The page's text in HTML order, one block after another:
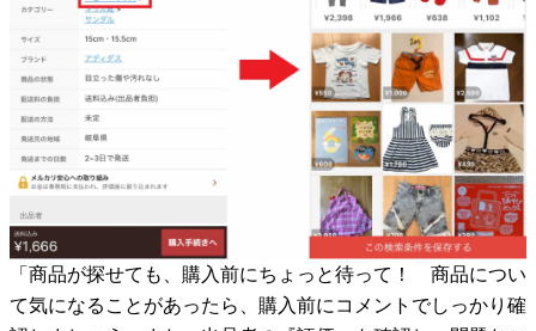
「商品が探せても、購入前にちょっと待って！ 商品につい
て気になることがあったら、購入前にコメントでしっかり確